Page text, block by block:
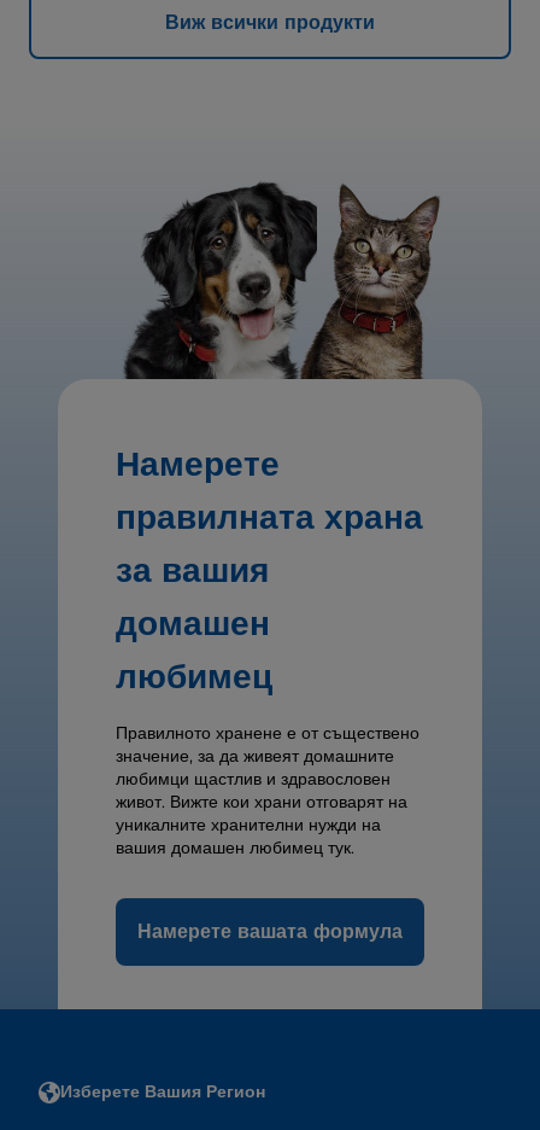
Виж всички продукти
Намерете
правилната храна
за вашия
домашен
любимец
Правилното хранене е от съществено
значение, за да живеят домашните
любимци щастлив и здравословен
живот. Вижте кои храни отговарят на
уникалните хранителни нужди на
вашия домашен любимец тук.
Намерете вашата формула
Изберете Вашия Регион